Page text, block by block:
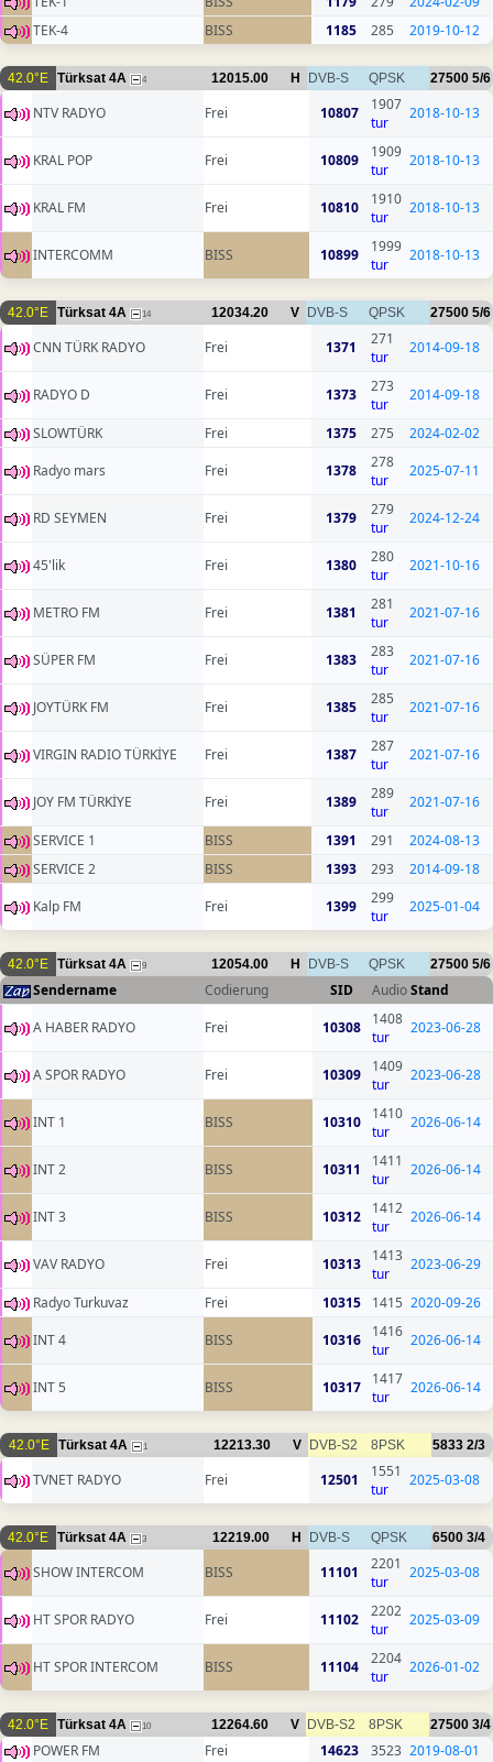
TEK-4
BISS 1185 285 2019-10-12
42.0°E Türksat 4A 4 12015.00 H DVB-S QPSK 27500 5/6
NTV RADYO Frei 10807
1907
tur
2018-10-13
KRAL POP Frei 10809
1909
tur
2018-10-13
KRAL FM Frei 10810
1910
tur
2018-10-13
INTERCOMM BISS 10899
1999
tur
2018-10-13
42.0°E Türksat 4A 14 12034.20 V DVB-S QPSK 27500 5/6
CNN TÜRK RADYO Frei 1371
271
tur
2014-09-18
RADYO D Frei 1373
273
tur
2014-09-18
SLOWTÜRK Frei 1375 275
2024-02-02
Radyo mars
Frei 1378
278
tur
2025-07-11
RD SEYMEN Frei 1379
279
tur
2024-12-24
45'lik Frei 1380
280
tur
2021-10-16
METRO FM Frei 1381
281
tur
2021-07-16
SÜPER FM Frei 1383
283
tur
2021-07-16
JOYTÜRK FM Frei 1385
285
tur
2021-07-16
VIRGIN RADIO TÜRKİYE Frei 1387
287
tur
2021-07-16
JOY FM TÜRKİYE Frei 1389
289
tur
2021-07-16
SERVICE 1 BISS 1391 291
2024-08-13
SERVICE 2
BISS 1393 293
2014-09-18
Kalp FM
Frei 1399
299
tur
2025-01-04
42.0°E Türksat 4A 9 12054.00 H DVB-S QPSK 27500 5/6
Sendername Codierung SID AudioStand
A HABER RADYO
Frei 10308
1408
tur
2023-06-28
A SPOR RADYO Frei 10309
1409
tur
2023-06-28
INT 1 BISS 10310
1410
tur
2026-06-14
INT 2 BISS 10311
1411
tur
2026-06-14
INT 3 BISS 10312
1412
tur
2026-06-14
VAV RADYO Frei 10313
1413
tur
2023-06-29
Radyo Turkuvaz Frei 10315 1415 2020-09-26
INT 4
BISS 10316
1416
tur
2026-06-14
INT 5 BISS 10317
1417
tur
2026-06-14
42.0°E Türksat 4A 1 12213.30 V DVB-S2 8PSK 5833 2/3
TVNET RADYO Frei 12501
1551
tur
2025-03-08
42.0°E Türksat 4A 3 12219.00 H DVB-S QPSK 6500 3/4
SHOW INTERCOM BISS 11101
2201
tur
2025-03-08
HT SPOR RADYO Frei 11102
2202
tur
2025-03-09
HT SPOR INTERCOM BISS 11104
2204
tur
2026-01-02
42.0°E Türksat 4A 10 12264.60 V DVB-S2 8PSK 27500 3/4
POWER FM Frei 14623 3523 2019-08-01